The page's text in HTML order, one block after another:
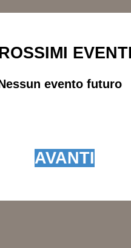
evento futuro
AVANTI